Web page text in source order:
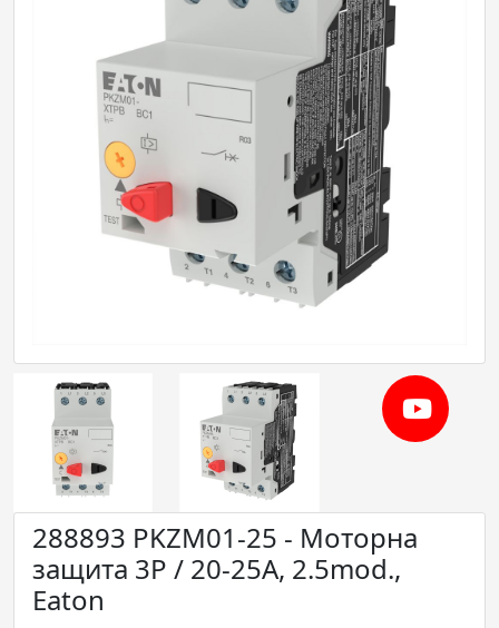
288893 PKZM01-25 - Моторна
защита 3P / 20-25A, 2.5mod.,
Eaton